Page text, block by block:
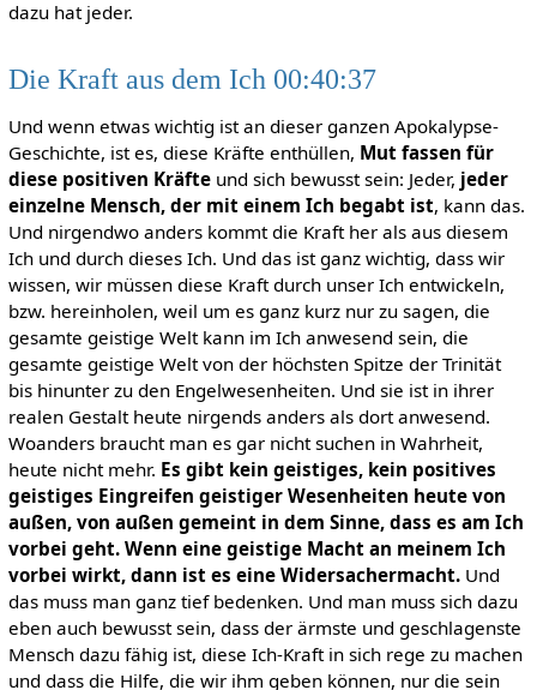
dazu hat jeder.
Die Kraft aus dem Ich 00:40:37
Und wenn etwas wichtig ist an dieser ganzen Apokalypse-
Geschichte, ist es, diese Kräfte enthüllen, Mut fassen für
diese positiven Kräfteund sich bewusst sein: Jeder, jeder
einzelne Mensch, der mit einem Ich begabt ist, kann das.
Und nirgendwo anders kommt die Kraft her als aus diesem
Ich und durch dieses Ich. Und das ist ganz wichtig, dass wir
wissen, wir müssen diese Kraft durch unser Ich entwickeln,
bzw. hereinholen, weil um es ganz kurz nur zu sagen, die
gesamte geistige Welt kann im Ich anwesend sein, die
gesamte geistige Welt von der höchsten Spitze der Trinität
bis hinunter zu den Engelwesenheiten. Und sie ist in ihrer
realen Gestalt heute nirgends anders als dort anwesend.
Woanders braucht man es gar nicht suchen in Wahrheit,
heute nicht mehr. Es gibt kein geistiges, kein positives
geistiges Eingreifen geistiger Wesenheiten heute von
außen, von außen gemeint in dem Sinne, dass es am Ich
vorbei geht. Wenn eine geistige Macht an meinem Ich
vorbei wirkt, dann ist es eine Widersachermacht.Und
das muss man ganz tief bedenken. Und man muss sich dazu
eben auch bewusst sein, dass der ärmste und geschlagenste
Mensch dazu fähig ist, diese Ich-Kraft in sich rege zu machen
und dass die Hilfe, die wir ihm geben können, nur die sein